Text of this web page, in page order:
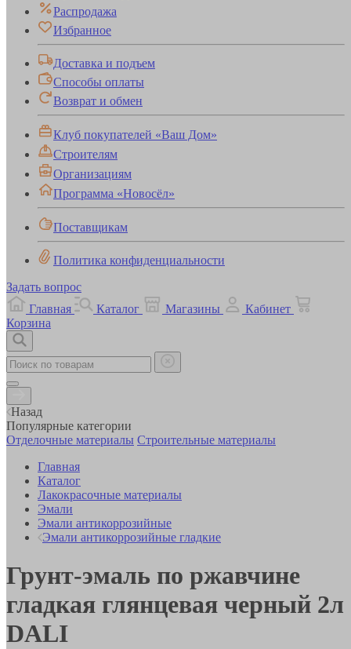
Распродажа
Избранное
Доставка и подъем
Способы оплаты
Возврат и обмен
Клуб покупателей «Ваш Дом»
Строителям
Организациям
Программа «Новосёл»
Поставщикам
Политика конфиденциальности
Задать вопрос
Главная
Каталог Магазины
Кабинет
Корзина
Назад
Популярные категории
Отделочные материалы Строительные материалы
Главная
Каталог
Лакокрасочные материалы
Эмали
Эмали антикоррозийные
Эмали антикоррозийные гладкие
Грунт-эмаль по ржавчине
гладкая глянцевая черный 2л
DALI